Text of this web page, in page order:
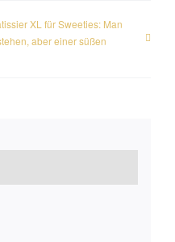
XL für Sweeties: Man
aber einer süßen